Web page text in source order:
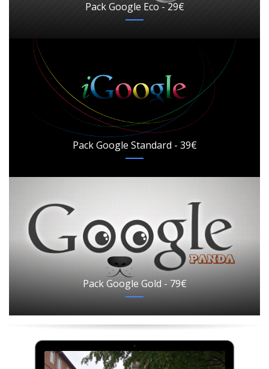
Pack Google Eco - 29€
Pack Google Standard - 39€
Pack Google Gold - 79€